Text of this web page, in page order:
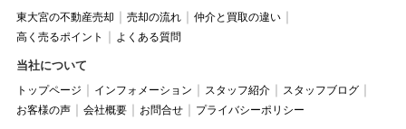
東大宮の不動産売却 売却の流れ
仲介と買取の違い
高く売るポイント
よくある質問
当社について
トップページ インフォメーション スタッフ紹介
スタッフブログ
お客様の声
会社概要 お問合せ プライバシーポリシー